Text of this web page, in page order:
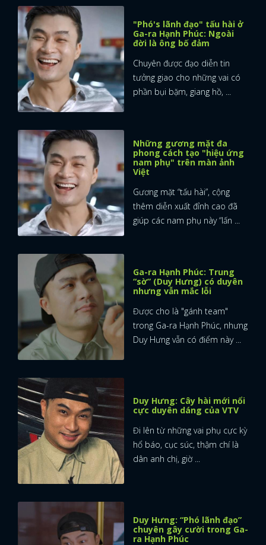
"Phó's lãnh đạo" tấu hài ở
Ga-ra Hạnh Phúc: Ngoài
đời là ông bố đảm
Chuyên được đạo diễn tin
tưởng giao cho những vai có
phần bụi bặm, giang hồ, ...
Những gương mặt đa
phong cách tạo "hiệu ứng
nam phụ" trên màn ảnh
Việt
Gương mặt “tấu hài”, cộng
thêm diễn xuất đỉnh cao đã
giúp các nam phụ này “lấn ...
Ga-ra Hạnh Phúc: Trung
“sờ” (Duy Hưng) có duyên
nhưng vẫn mắc lỗi
Được cho là "gánh team"
trong Ga-ra Hạnh Phúc, nhưng
Duy Hưng vẫn có điểm này ...
Duy Hưng: Cây hài mới nổi
cực duyên dáng của VTV
Đi lên từ những vai phụ cực kỳ
hổ báo, cục súc, thậm chí là
dân anh chị, giờ ...
Duy Hưng: “Phó lãnh đạo”
chuyên gây cười trong Ga-
ra Hạnh Phúc